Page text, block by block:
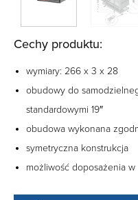
Cechy produktu:
wymiary: 266 x 3 x 28
obudowy do
standardowymi 19″
obudowa wykonana
symetryczna konstrukcja
możliwość doposażenia